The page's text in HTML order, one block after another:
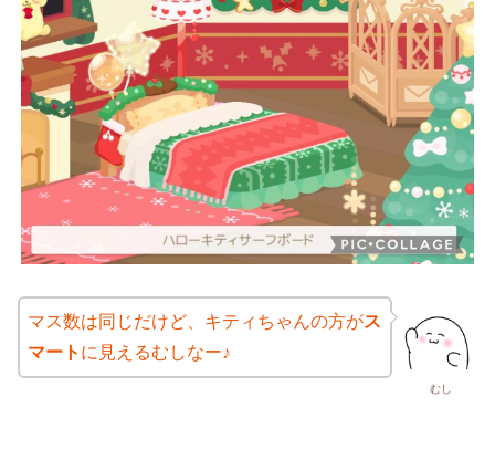
むし
マス数は同じだけど、キティちゃんの方がス
マート に見えるむしなー♪